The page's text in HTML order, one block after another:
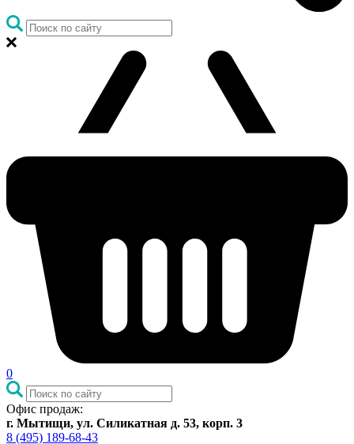
0
Офис продаж:
г. Мытищи, ул. Силикатная д. 53, корп. 3
8 (495) 189-68-43